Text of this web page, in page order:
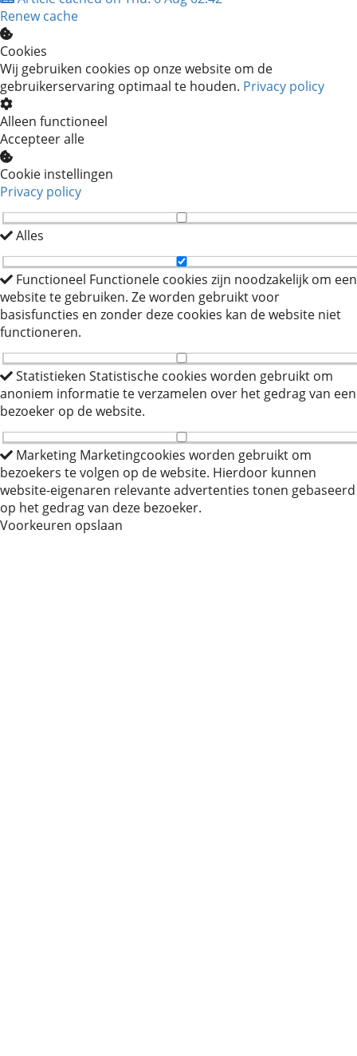
Renew cache
Cookies
Wij gebruiken cookies op onze website om de
gebruikerservaring optimaal te houden. Privacy policy
Alleen functioneel
Accepteer alle
Cookie instellingen
Privacy policy
Alles
Functioneel Functionele cookies zijn noodzakelijk om een
website te gebruiken. Ze worden gebruikt voor
basisfuncties en zonder deze cookies kan de website niet
functioneren.
Statistieken Statistische cookies worden gebruikt om
anoniem informatie te verzamelen over het gedrag van een
bezoeker op de website.
Marketing Marketingcookies worden gebruikt om
bezoekers te volgen op de website. Hierdoor kunnen
website-eigenaren relevante advertenties tonen gebaseerd
op het gedrag van deze bezoeker.
Voorkeuren opslaan